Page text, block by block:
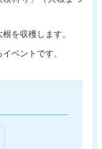
を収穫します。
ベントです。